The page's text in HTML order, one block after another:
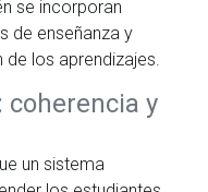
se incorporan
de enseñanza y
los aprendizajes.
y
un sistema